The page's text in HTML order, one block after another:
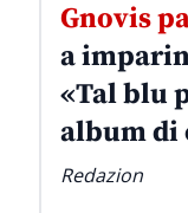
Gnovis
a
«Tal blu
album di
Redazion